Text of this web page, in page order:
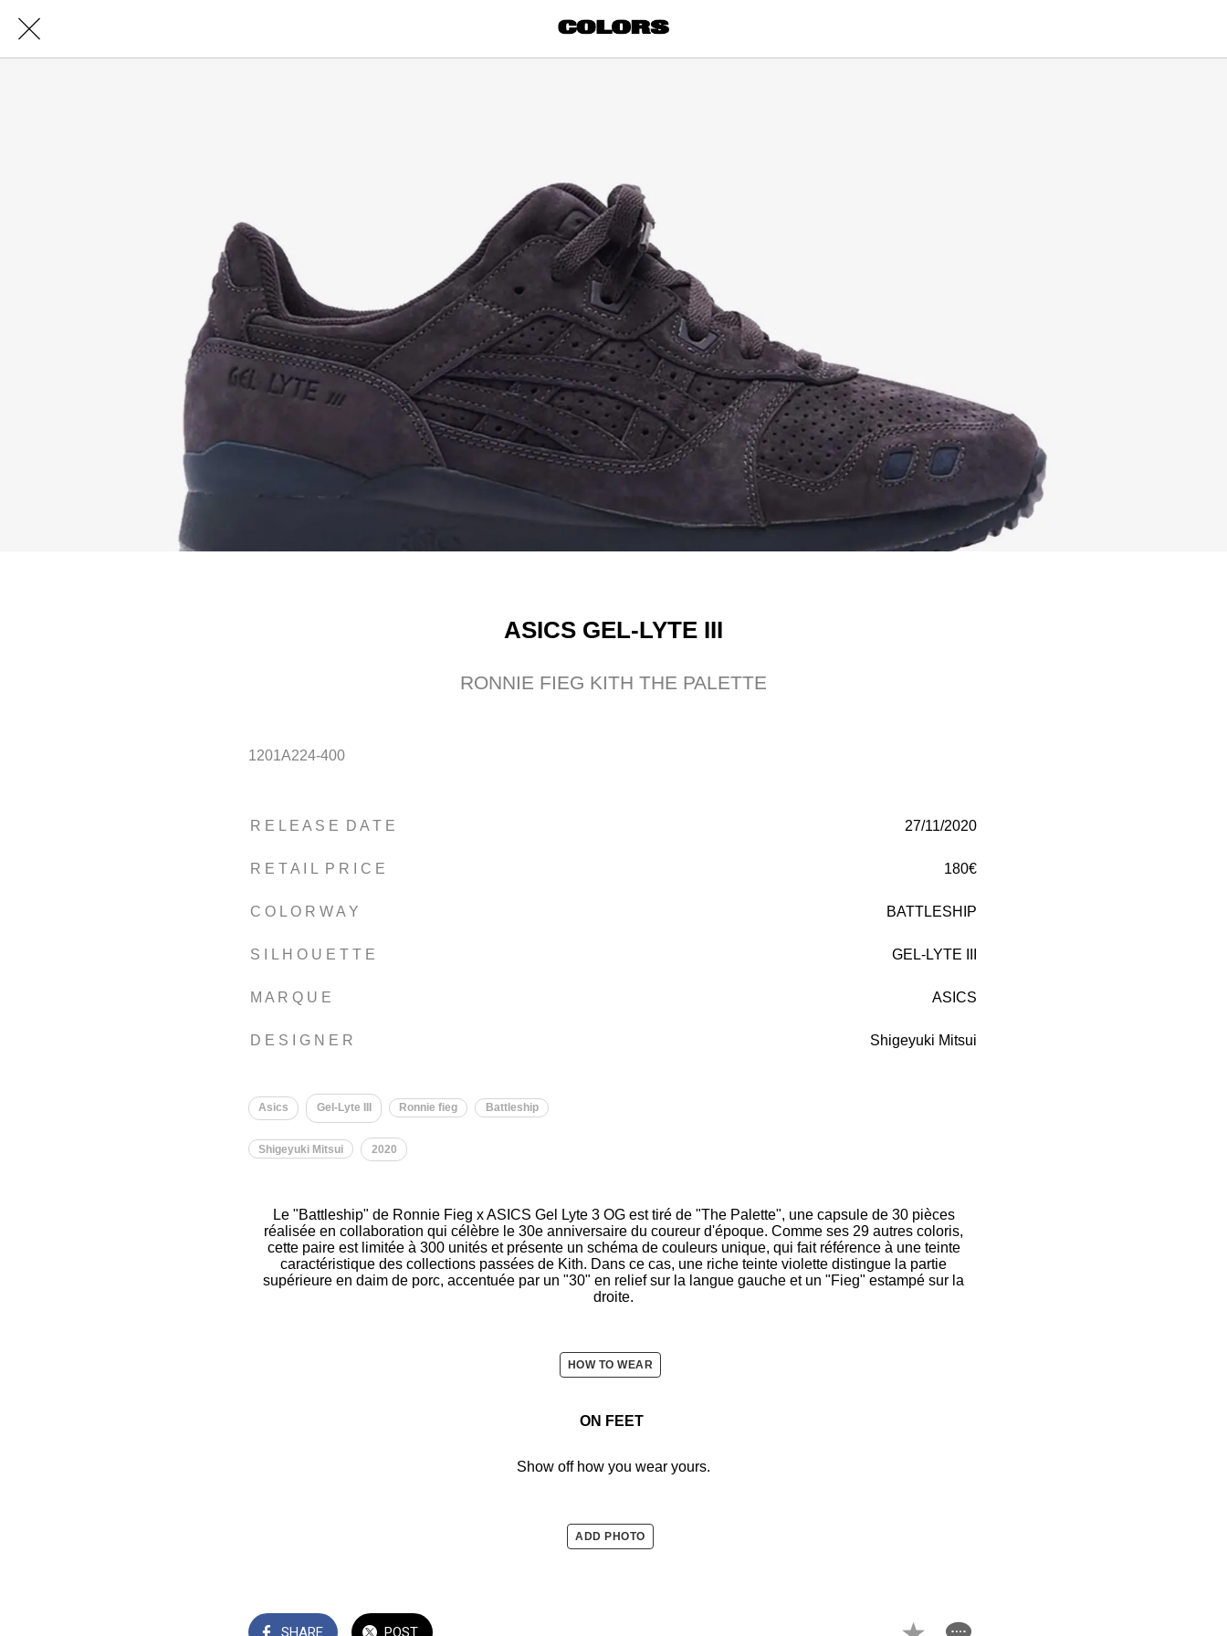
ASICS GEL-LYTE III
RONNIE FIEG KITH THE PALETTE
1201A224-400
R E L E A S E D A T E 27/11/2020
R E T A I L P R I C E 180€
C O L O R W A Y BATTLESHIP
S I L H O U E T T E GEL-LYTE III
M A R Q U E ASICS
D E S I G N E R Shigeyuki Mitsui
Asics Gel-Lyte III Ronnie fieg Battleship
Shigeyuki Mitsui 2020
Le "Battleship" de Ronnie Fieg x ASICS Gel Lyte 3 OG est tiré de "The Palette", une capsule de 30 pièces
réalisée en collaboration qui célèbre le 30e anniversaire du coureur d'époque. Comme ses 29 autres coloris,
cette paire est limitée à 300 unités et présente un schéma de couleurs unique, qui fait référence à une teinte
caractéristique des collections passées de Kith. Dans ce cas, une riche teinte violette distingue la partie
supérieure en daim de porc, accentuée par un "30" en relief sur la langue gauche et un "Fieg" estampé sur la
droite.
HOW TO WEAR
ON FEET
Show off how you wear yours.
ADD PHOTO
SHARE POST